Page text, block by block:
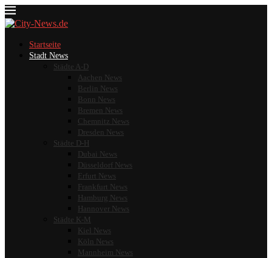
Startseite
Stadt News
Städte A-D
Aachen News
Berlin News
Bonn News
Bremen News
Chemnitz News
Dresden News
Städte D-H
Dubai News
Düsseldorf News
Erfurt News
Frankfurt News
Hamburg News
Hannover News
Städte K-M
Kiel News
Köln News
Mannheim News